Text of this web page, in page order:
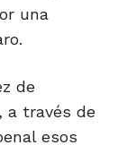
una
de
a través de
esos